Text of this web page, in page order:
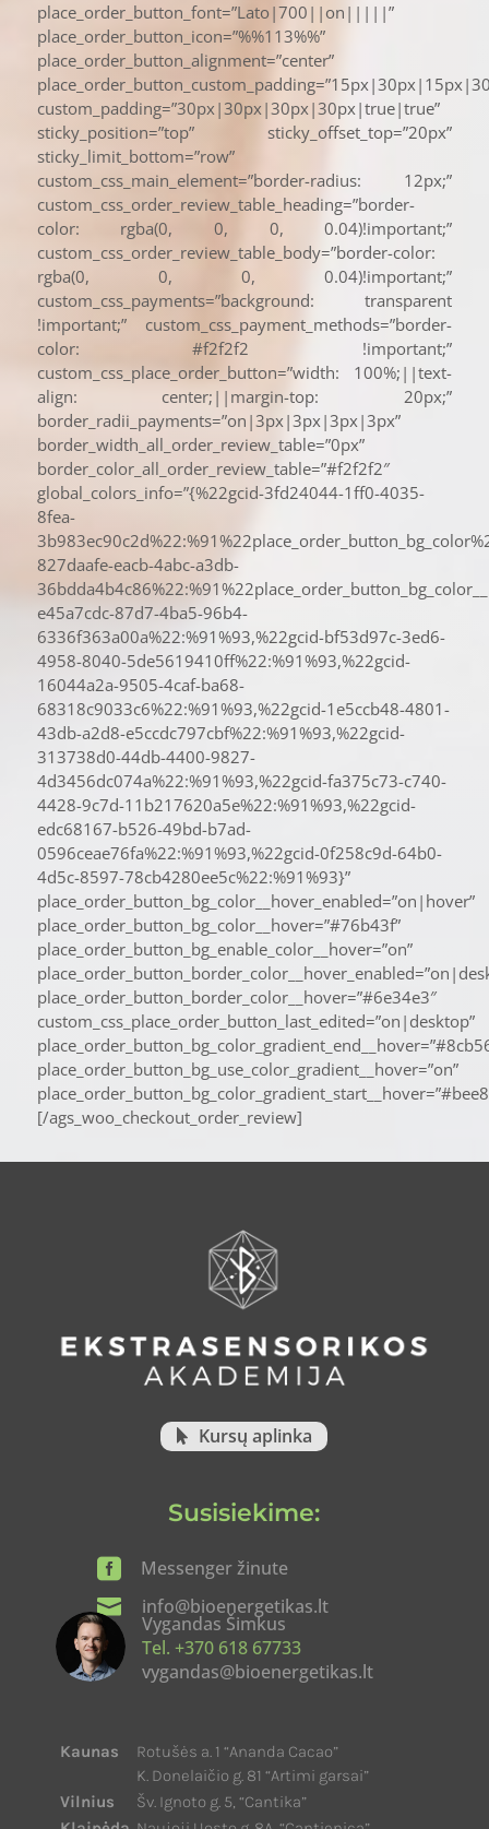
place_order_button_font=”Lato|700||on|||||”
place_order_button_icon=”%%113%%”
place_order_button_alignment=”center”
custom_padding=”30px|30px|30px|30px|true|true”
sticky_position=”top” sticky_offset_top=”20px”
sticky_limit_bottom=”row”
custom_css_main_element=”border-radius: 12px;”
custom_css_order_review_table_heading=”border-
color: rgba(0, 0, 0, 0.04)!important;”
custom_css_order_review_table_body=”border-color:
rgba(0, 0, 0, 0.04)!important;”
custom_css_payments=”background: transparent
!important;” custom_css_payment_methods=”border-
color: #f2f2f2 !important;”
custom_css_place_order_button=”width: 100%;||text-
align: center;||margin-top: 20px;”
border_radii_payments=”on|3px|3px|3px|3px”
border_width_all_order_review_table=”0px”
border_color_all_order_review_table=”#f2f2f2″
global_colors_info=”{%22gcid-3fd24044-1ff0-4035-
8fea-
827daafe-eacb-4abc-a3db-
e45a7cdc-87d7-4ba5-96b4-
6336f363a00a%22:%91%93,%22gcid-bf53d97c-3ed6-
4958-8040-5de5619410ff%22:%91%93,%22gcid-
16044a2a-9505-4caf-ba68-
68318c9033c6%22:%91%93,%22gcid-1e5ccb48-4801-
43db-a2d8-e5ccdc797cbf%22:%91%93,%22gcid-
313738d0-44db-4400-9827-
4d3456dc074a%22:%91%93,%22gcid-fa375c73-c740-
4428-9c7d-11b217620a5e%22:%91%93,%22gcid-
edc68167-b526-49bd-b7ad-
0596ceae76fa%22:%91%93,%22gcid-0f258c9d-64b0-
4d5c-8597-78cb4280ee5c%22:%91%93}”
place_order_button_bg_color__hover_enabled=”on|hover”
place_order_button_bg_color__hover=”#76b43f”
place_order_button_bg_enable_color__hover=”on”
place_order_button_border_color__hover=”#6e34e3″
custom_css_place_order_button_last_edited=”on|desktop”
place_order_button_bg_use_color_gradient__hover=”on”
[/ags_woo_checkout_order_review]
Kursų aplinka
Susisiekime:

Messenger žinute

info@bioenergetikas.lt
Vygandas Šimkus
Tel. +370 618 67733
vygandas@bioenergetikas.lt
Kaunas
Rotušės a. 1 “Ananda Cacao”
K. Donelaičio g. 81 “Artimi garsai”
Vilnius
Šv. Ignoto g. 5, “Cantika”